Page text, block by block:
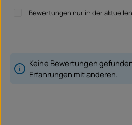
Bewertungen nur in der
Keine Bewertungen
Erfahrungen mit anderen.